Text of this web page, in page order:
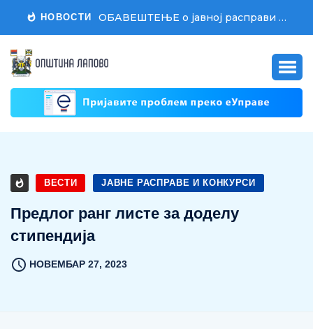
НОВОСТИ ОБАВЕШТЕЊЕ о јавној расправи о Нацрту Одлуке о другој измени и допуни Одлуке о буџету општине Лапово за 2026. годину
ВЕСТИ ЈАВНЕ РАСПРАВЕ И КОНКУРСИ
Предлог ранг листе за доделу
стипендија
НОВЕМБАР 27, 2023